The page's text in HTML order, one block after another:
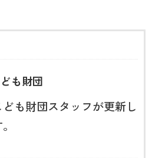
も財団
も財団スタッフが更新し